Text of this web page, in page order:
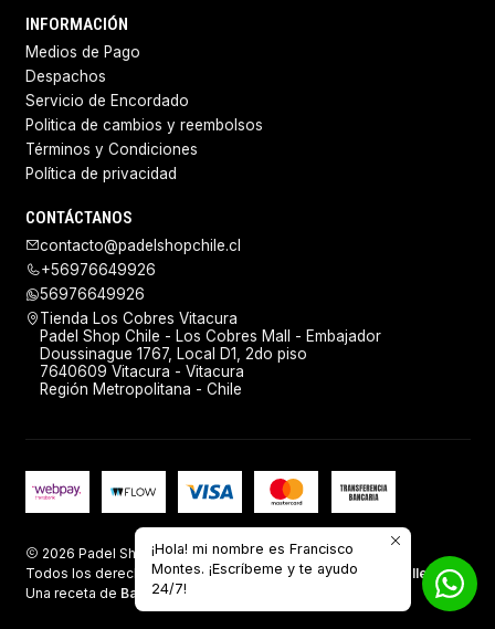
INFORMACIÓN
Medios de Pago
Despachos
Servicio de Encordado
Politica de cambios y reembolsos
Términos y Condiciones
Política de privacidad
CONTÁCTANOS
contacto@padelshopchile.cl
+56976649926
56976649926
Tienda Los Cobres Vitacura
Padel Shop Chile - Los Cobres Mall - Embajador
Doussinague 1767, Local D1, 2do piso
7640609 Vitacura - Vitacura
Región Metropolitana - Chile
2026 Padel Shop Chile.
Todos los derechos reservados.Desarrollado por Jumpseller
Una receta de Baking Sales.
¡Hola! mi nombre es Francisco
Montes. ¡Escríbeme y te ayudo
24/7!